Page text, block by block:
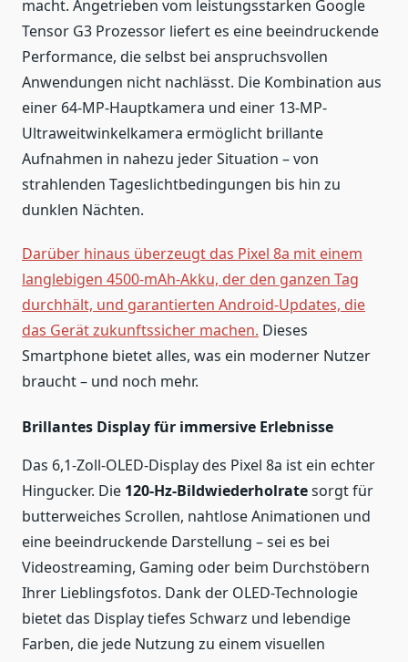
macht. Angetrieben vom leistungsstarken Google
Tensor G3 Prozessor liefert es eine beeindruckende
Performance, die selbst bei anspruchsvollen
Anwendungen nicht nachlässt. Die Kombination aus
einer 64-MP-Hauptkamera und einer 13-MP-
Ultraweitwinkelkamera ermöglicht brillante
Aufnahmen in nahezu jeder Situation – von
strahlenden Tageslichtbedingungen bis hin zu
dunklen Nächten.
Darüber hinaus überzeugt das Pixel 8a mit einem
langlebigen 4500-mAh-Akku, der den ganzen Tag
durchhält, und garantierten Android-Updates, die
das Gerät zukunftssicher machen. Dieses
Smartphone bietet alles, was ein moderner Nutzer
braucht – und noch mehr.
Brillantes Display für immersive Erlebnisse
Das 6,1-Zoll-OLED-Display des Pixel 8a ist ein echter
Hingucker. Die 120-Hz-Bildwiederholratesorgt für
butterweiches Scrollen, nahtlose Animationen und
eine beeindruckende Darstellung – sei es bei
Videostreaming, Gaming oder beim Durchstöbern
Ihrer Lieblingsfotos. Dank der OLED-Technologie
bietet das Display tiefes Schwarz und lebendige
Farben, die jede Nutzung zu einem visuellen